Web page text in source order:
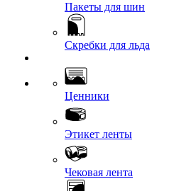
Пакеты для шин
Скребки для льда
Ценники
Этикет ленты
Чековая лента